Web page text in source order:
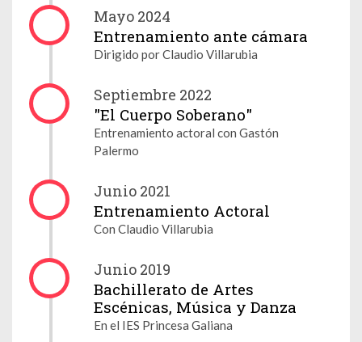
Mayo 2024
Entrenamiento ante cámara
Dirigido por Claudio Villarubia
Septiembre 2022
"El Cuerpo Soberano"
Entrenamiento actoral con Gastón
Palermo
Junio 2021
Entrenamiento Actoral
Con Claudio Villarubia
Junio 2019
Bachillerato de Artes
Escénicas, Música y Danza
En el IES Princesa Galiana